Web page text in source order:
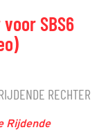
SBS6
RECHTER
Rijdende